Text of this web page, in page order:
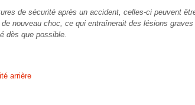
de sécurité après un accident, celles-ci peuvent
nouveau choc, ce qui entraînerait des lésions
dès que possible.
arrière